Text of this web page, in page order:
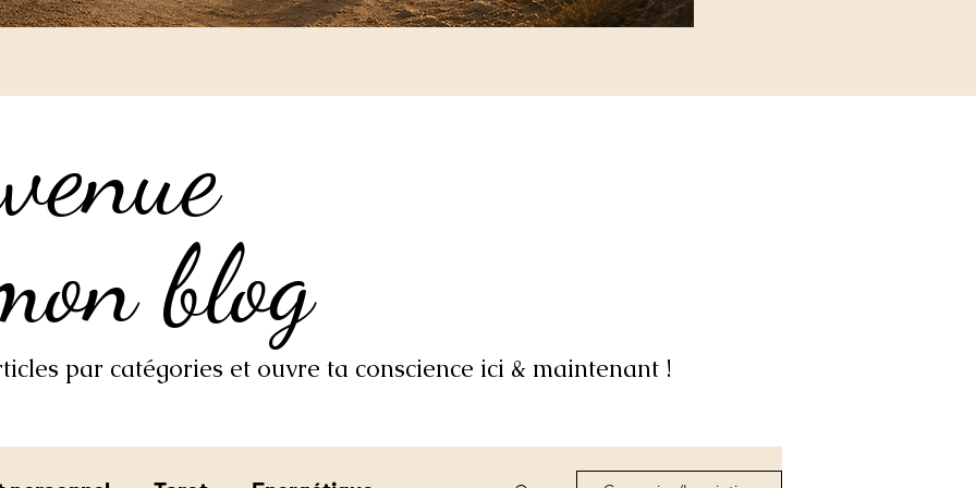
blog
blog
par catégories et ouvre ta conscience ici & maintenant !